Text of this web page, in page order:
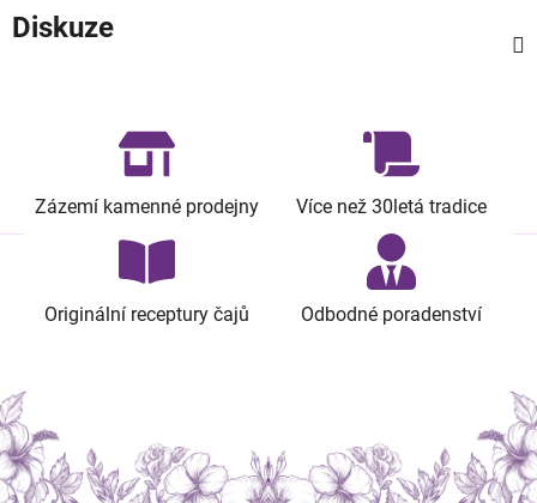
Diskuze
Zázemí kamenné prodejny Více než 30letá tradice
Originální receptury čajů Odbodné poradenství